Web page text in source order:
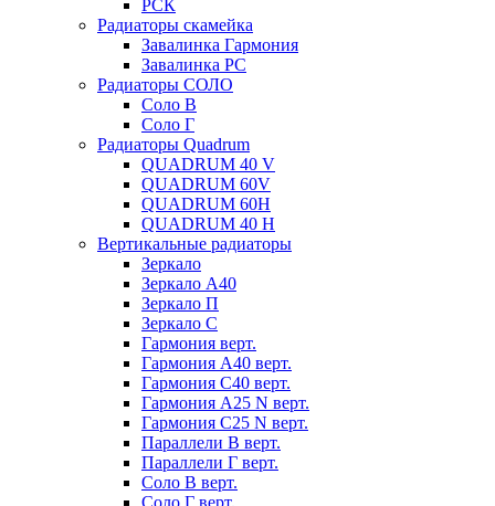
РСК
Радиаторы скамейка
Завалинка Гармония
Завалинка РС
Радиаторы СОЛО
Соло В
Соло Г
Радиаторы Quadrum
QUADRUM 40 V
QUADRUM 60V
QUADRUM 60H
QUADRUM 40 H
Вертикальные радиаторы
Зеркало
Зеркало А40
Зеркало П
Зеркало С
Гармония верт.
Гармония А40 верт.
Гармония С40 верт.
Гармония А25 N верт.
Гармония С25 N верт.
Параллели В верт.
Параллели Г верт.
Соло В верт.
Соло Г верт.